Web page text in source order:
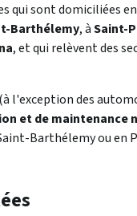
qui sont domiciliées en
Barthélemy, àSaint-
, et qui relèvent des
l'exception des
et de maintenance
Barthélemy ou en